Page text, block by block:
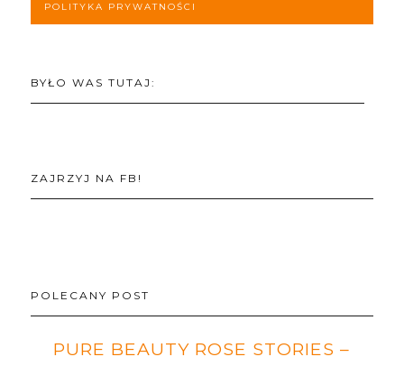
POLITYKA PRYWATNOŚCI
BYŁO WAS TUTAJ:
ZAJRZYJ NA FB!
POLECANY POST
PURE BEAUTY ROSE STORIES –